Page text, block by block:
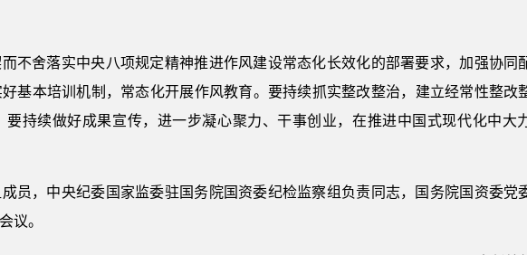
不舍落实中央八项规定精神推进作风建设常态化长效化的部署要求，加强协同
基本培训机制，常态化开展作风教育。要持续抓实整改整治，建立经常性整改
持续做好成果宣传，进一步凝心聚力、干事创业，在推进中国式现代化中大
员，中央纪委国家监委驻国务院国资委纪检监察组负责同志，国务院国资委党
议。